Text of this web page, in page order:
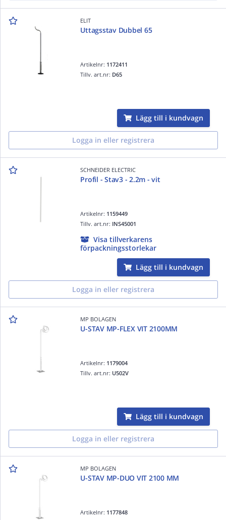
ELIT
Uttagsstav Dubbel 65
Artikelnr: 1172411
Tillv. art.nr: D65
Lägg till i kundvagn
Logga in eller registrera
SCHNEIDER ELECTRIC
Profil - Stav3 - 2.2m - vit
Artikelnr: 1159449
Tillv. art.nr: INS45001
Visa tillverkarens
förpackningsstorlekar
Lägg till i kundvagn
Logga in eller registrera
MP BOLAGEN
U-STAV MP-FLEX VIT 2100MM
Artikelnr: 1179004
Tillv. art.nr: U502V
Lägg till i kundvagn
Logga in eller registrera
MP BOLAGEN
U-STAV MP-DUO VIT 2100 MM
Artikelnr: 1177848